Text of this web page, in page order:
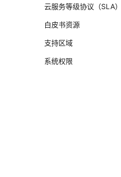
云服务等级协议（SLA）
白皮书资源
支持区域
系统权限